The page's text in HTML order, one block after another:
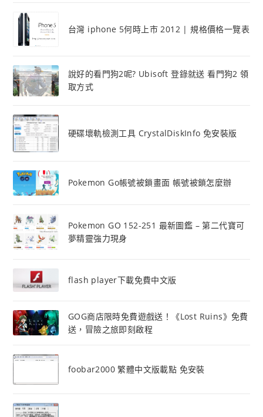
台灣 iphone 5何時上市 2012 | 規格價格一覽表
說好的看門狗2呢? Ubisoft 登錄就送 看門狗2 領
取方式
硬碟壞軌檢測工具 CrystalDiskInfo 免安裝版
Pokemon Go帳號被鎖畫面 帳號被鎖怎麼辦
Pokemon GO 152-251 最新圖鑑 – 第二代寶可
夢精靈強力現身
flash player下載免費中文版
GOG商店限時免費遊戲送！《Lost Ruins》免費
送，冒險之旅即刻啟程
foobar2000 繁體中文版載點 免安裝